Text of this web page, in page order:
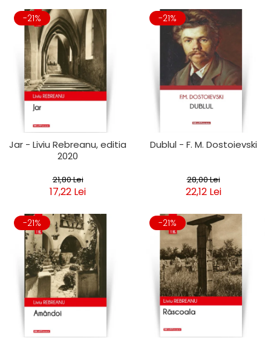
-21%
Jar - Liviu Rebreanu, editia
2020
21,80 Lei
17,22 Lei
-21%
Dublul - F. M. Dostoievski
28,00 Lei
22,12 Lei
-21% -21%